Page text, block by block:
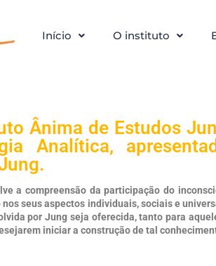
Início O instituto
Ânima de Estudos
Analítica,
a compreensão da participação do
nos seus aspectos individuais, sociais e
por Jung seja oferecida, tanto para
iniciar a construção de tal